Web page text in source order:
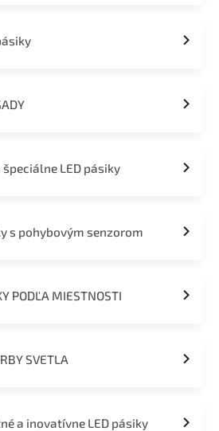
špeciálne LED pásiky
s pohybovým senzorom
PODĽA MIESTNOSTI
SVETLA
a inovatívne LED pásiky